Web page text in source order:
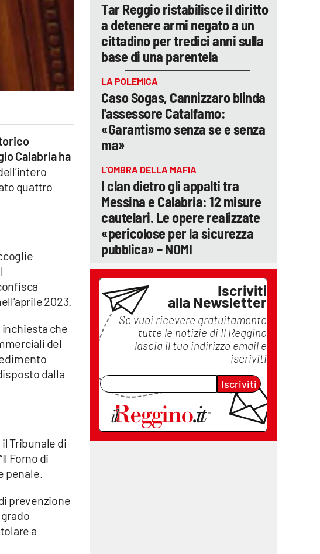
Calabria ha
quattro
2023.
inchiesta che
del
dalla
Tribunale di
Forno di
penale.
prevenzione
a
Tar Reggio ristabilisce il diritto
a detenere armi negato a un
cittadino per tredici anni sulla
base di una parentela
LA POLEMICA
Caso Sogas, Cannizzaro blinda
l'assessore Catalfamo:
«Garantismo senza se e senza
ma»
L’OMBRA DELLA MAFIA
I clan dietro gli appalti tra
Messina e Calabria: 12 misure
cautelari. Le opere realizzate
«pericolose per la sicurezza
pubblica» – NOMI
Iscriviti
alla Newsletter
Se vuoi ricevere gratuitamente
tutte le notizie di Il Reggino
lascia il tuo indirizzo email e
iscriviti
Iscriviti